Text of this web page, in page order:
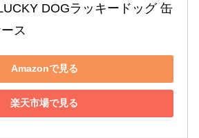
DOGラッキードッグ 缶
ス
Amazonで見る
楽天市場で見る